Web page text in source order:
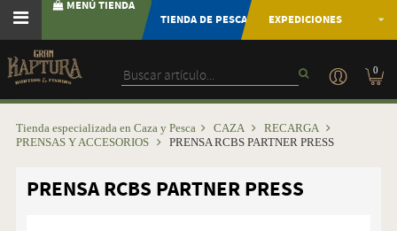
MENÚ TIENDA
TIENDA DE PESCA
EXPEDICIONES
0
Tienda especializada en Caza y Pesca CAZA
RECARGA
PRENSAS Y ACCESORIOS
PRENSA RCBS PARTNER PRESS
PRENSA RCBS PARTNER PRESS